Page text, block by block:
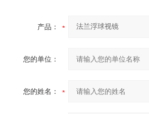
产品：
您的单位：
您的姓名：